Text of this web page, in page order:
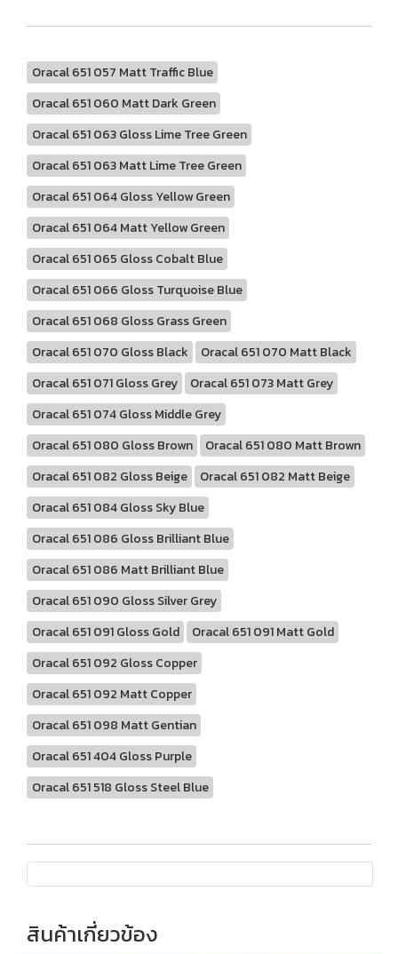
Oracal 651 057 Matt Traffic Blue
Oracal 651 060 Matt Dark Green
Oracal 651 063 Gloss Lime Tree Green
Oracal 651 063 Matt Lime Tree Green
Oracal 651 064 Gloss Yellow Green
Oracal 651 064 Matt Yellow Green
Oracal 651 065 Gloss Cobalt Blue
Oracal 651 066 Gloss Turquoise Blue
Oracal 651 068 Gloss Grass Green
Oracal 651 070 Gloss Black
Oracal 651 070 Matt Black
Oracal 651 071 Gloss Grey
Oracal 651 073 Matt Grey
Oracal 651 074 Gloss Middle Grey
Oracal 651 080 Gloss Brown
Oracal 651 080 Matt Brown
Oracal 651 082 Gloss Beige
Oracal 651 082 Matt Beige
Oracal 651 084 Gloss Sky Blue
Oracal 651 086 Gloss Brilliant Blue
Oracal 651 086 Matt Brilliant Blue
Oracal 651 090 Gloss Silver Grey
Oracal 651 091 Gloss Gold
Oracal 651 091 Matt Gold
Oracal 651 092 Gloss Copper
Oracal 651 092 Matt Copper
Oracal 651 098 Matt Gentian
Oracal 651 404 Gloss Purple
Oracal 651 518 Gloss Steel Blue
สินค้าเกี่ยวข้อง